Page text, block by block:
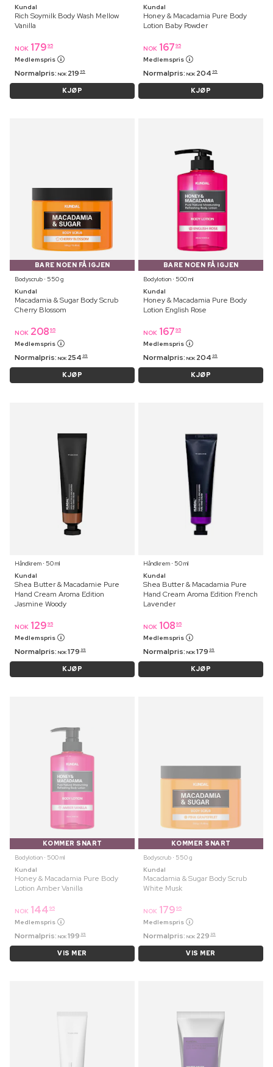
Kundal
Rich Soymilk Body Wash Mellow
Vanilla
NOK 179 95
Medlemspris
Normalpris: NOK 219 95
KJØP
Kundal
Honey & Macadamia Pure Body
Lotion Baby Powder
NOK 167 95
Medlemspris
Normalpris: NOK 204 95
KJØP
BARE NOEN FÅ IGJEN
Bodyscrub ⋅ 550 g
Kundal
Macadamia & Sugar Body Scrub
Cherry Blossom
NOK 208 95
Medlemspris
Normalpris: NOK 254 95
KJØP
BARE NOEN FÅ IGJEN
Bodylotion ⋅ 500 ml
Kundal
Honey & Macadamia Pure Body
Lotion English Rose
NOK 167 95
Medlemspris
Normalpris: NOK 204 95
KJØP
Håndkrem ⋅ 50 ml
Kundal
Shea Butter & Macadamie Pure
Hand Cream Aroma Edition
Jasmine Woody
NOK 129 95
Medlemspris
Normalpris: NOK 179 95
KJØP
Håndkrem ⋅ 50 ml
Kundal
Shea Butter & Macadamia Pure
Hand Cream Aroma Edition French
Lavender
NOK 108 95
Medlemspris
Normalpris: NOK 179 95
KJØP
KOMMER SNART
Bodylotion ⋅ 500 ml
Kundal
Honey & Macadamia Pure Body
Lotion Amber Vanilla
NOK 144 95
Medlemspris
Normalpris: NOK 199 95
VIS MER
KOMMER SNART
Bodyscrub ⋅ 550 g
Kundal
Macadamia & Sugar Body Scrub
White Musk
NOK 179 95
Medlemspris
Normalpris: NOK 229 95
VIS MER